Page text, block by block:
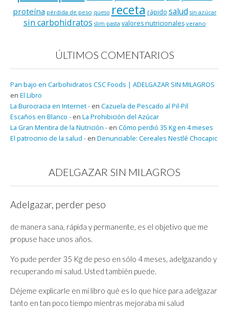
proteína pérdida de peso queso receta rápido salud sin azúcar
sin carbohidratos slim pasta valores nutricionales verano
ÚLTIMOS COMENTARIOS
Pan bajo en Carbohidratos CSC Foods | ADELGAZAR SIN MILAGROS
en El Libro
La Burocracia en Internet - en Cazuela de Pescado al Pil-Pil
Escaños en Blanco - en La Prohibición del Azúcar
La Gran Mentira de la Nutrición - en Cómo perdió 35 Kg en 4 meses
El patrocinio de la salud - en Denunciable: Cereales Nestlé Chocapic
ADELGAZAR SIN MILAGROS
Adelgazar, perder peso
de manera sana, rápida y permanente, es el objetivo que me
propuse hace unos años.
Yo pude perder 35 Kg de peso en sólo 4 meses, adelgazando y
recuperando mi salud. Usted también puede.
Déjeme explicarle en mi libro qué es lo que hice para adelgazar
tanto en tan poco tiempo mientras mejoraba mi salud